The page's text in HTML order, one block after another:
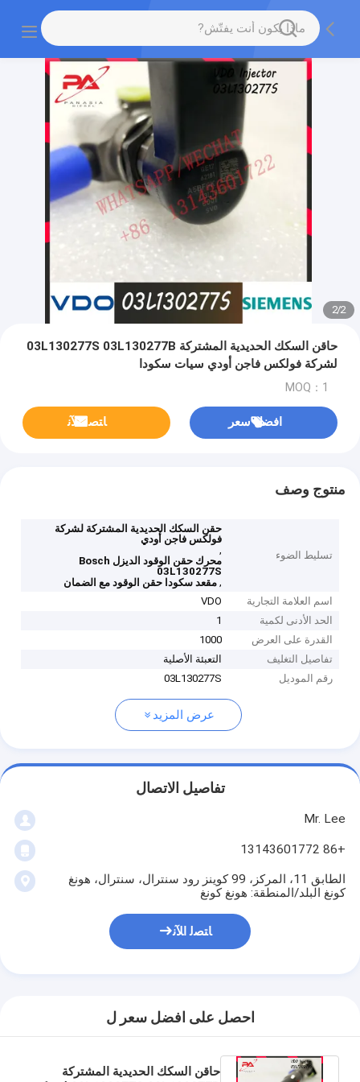
2
/
2
حاقن السكك الحديدية المشتركة 03L130277S 03L130277B
لشركة فولكس فاجن أودي سيات سكودا
MOQ：1
افضل سعر ﺎﺘﺼﻟ ﺍﻶﻧ
منتوج وصف
تسليط الضوء
حقن السكك الحديدية المشتركة لشركة
فولكس فاجن أودي
,
محرك حقن الوقود الديزل Bosch
03L130277S
,مقعد سكودا حقن الوقود مع الضمان
اسم العلامة التجارية
VDO
الحد الأدنى لكمية
1
القدرة على العرض
1000
تفاصيل التغليف
التعبئة الأصلية
رقم الموديل
03L130277S
عرض المزيد
تفاصيل الاتصال
Mr. Lee
+86 13143601772
الطابق 11، المركز، 99 كوينز رود سنترال، سنترال، هونغ
كونغ البلد/المنطقة: هونغ كونغ
ﺎﺘﺼﻟ ﺍﻶﻧ
احصل على افضل سعر ل
حاقن السكك الحديدية المشتركة